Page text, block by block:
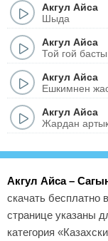
Акгул Айса
Шыда
Акгул Айса
Той гой
Акгул Айса
Ешкимнен
Акгул Айса
Жардан
Акгул Айса –
скачать бесплатно
странице указаны
категория